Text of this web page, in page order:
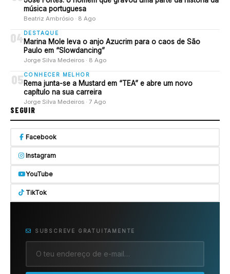
música portuguesa
Beatriz Ambrósio · 8 Ago
04DESTAQUE
Marina Mole leva o anjo Azucrim para o caos de São
Paulo em “Slowdancing”
Jorge Silva Medeiros · 8 Ago
05 CONHECER MELHOR
Rema junta-se a Mustard em “TEA” e abre um novo
capítulo na sua carreira
Jorge Silva Medeiros · 7 Ago
SEGUIR
Facebook
Instagram
YouTube
TikTok
SUBSCREVE GRATUITAMENTE